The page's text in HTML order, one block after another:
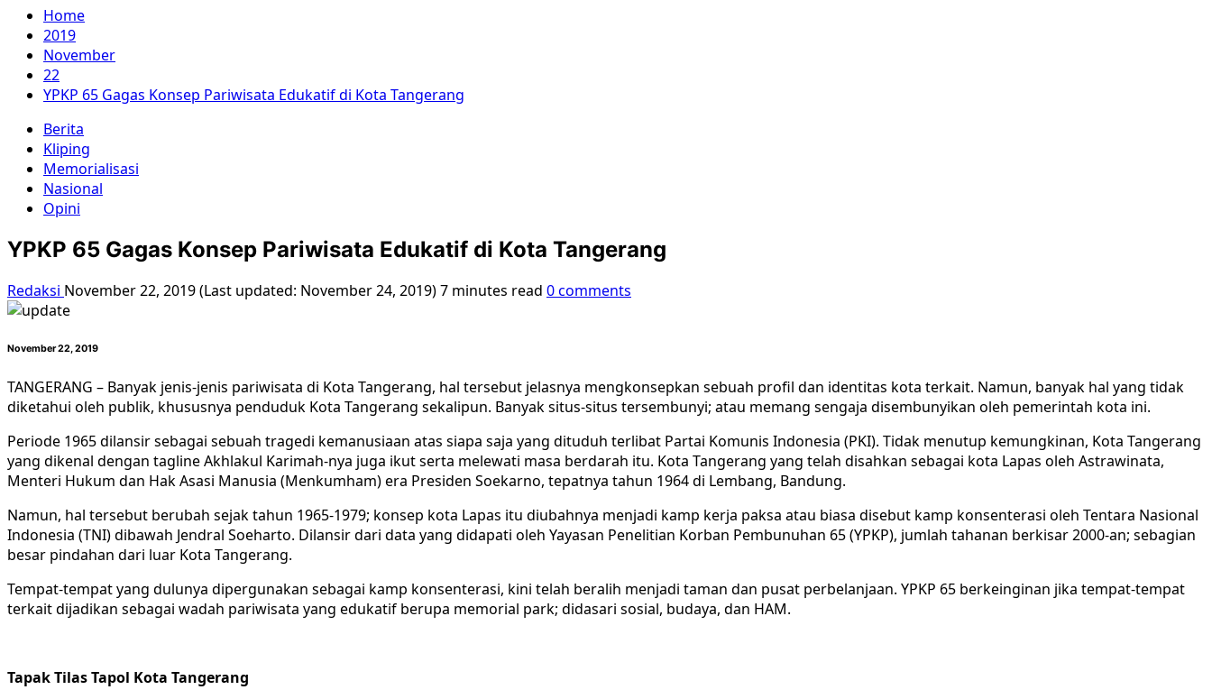
Home
2019
November
22
YPKP 65 Gagas Konsep Pariwisata Edukatif di Kota Tangerang
Berita
Kliping
Memorialisasi
Nasional
Opini
YPKP 65 Gagas Konsep Pariwisata Edukatif di Kota Tangerang
Redaksi November 22, 2019 (Last updated: November 24, 2019)7 minutes read 0 comments
November 22, 2019
TANGERANG – Banyak jenis-jenis pariwisata di Kota Tangerang, hal tersebut jelasnya mengkonsepkan sebuah profil dan identitas kota terkait. Namun, banyak hal yang tidak
diketahui oleh publik, khususnya penduduk Kota Tangerang sekalipun. Banyak situs-situs tersembunyi; atau memang sengaja disembunyikan oleh pemerintah kota ini.
Periode 1965 dilansir sebagai sebuah tragedi kemanusiaan atas siapa saja yang dituduh terlibat Partai Komunis Indonesia (PKI). Tidak menutup kemungkinan, Kota Tangerang
yang dikenal dengan tagline Akhlakul Karimah-nya juga ikut serta melewati masa berdarah itu. Kota Tangerang yang telah disahkan sebagai kota Lapas oleh Astrawinata,
Menteri Hukum dan Hak Asasi Manusia (Menkumham) era Presiden Soekarno, tepatnya tahun 1964 di Lembang, Bandung.
Namun, hal tersebut berubah sejak tahun 1965-1979; konsep kota Lapas itu diubahnya menjadi kamp kerja paksa atau biasa disebut kamp konsenterasi oleh Tentara Nasional
Indonesia (TNI) dibawah Jendral Soeharto. Dilansir dari data yang didapati oleh Yayasan Penelitian Korban Pembunuhan 65 (YPKP), jumlah tahanan berkisar 2000-an; sebagian
besar pindahan dari luar Kota Tangerang.
Tempat-tempat yang dulunya dipergunakan sebagai kamp konsenterasi, kini telah beralih menjadi taman dan pusat perbelanjaan. YPKP 65 berkeinginan jika tempat-tempat
terkait dijadikan sebagai wadah pariwisata yang edukatif berupa memorial park; didasari sosial, budaya, dan HAM.
Tapak Tilas Tapol Kota Tangerang